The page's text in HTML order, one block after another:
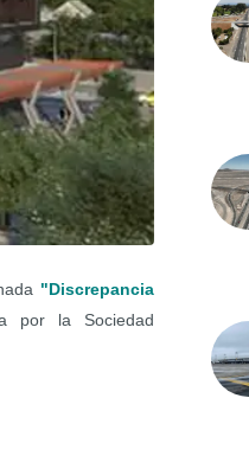
"Discrepancia
por la Sociedad